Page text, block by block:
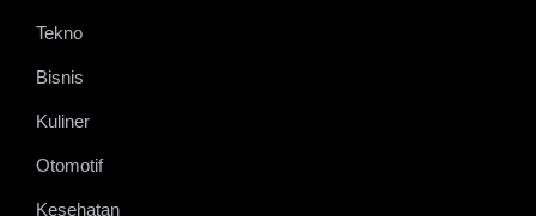
Tekno
Bisnis
Kuliner
Otomotif
Kesehatan